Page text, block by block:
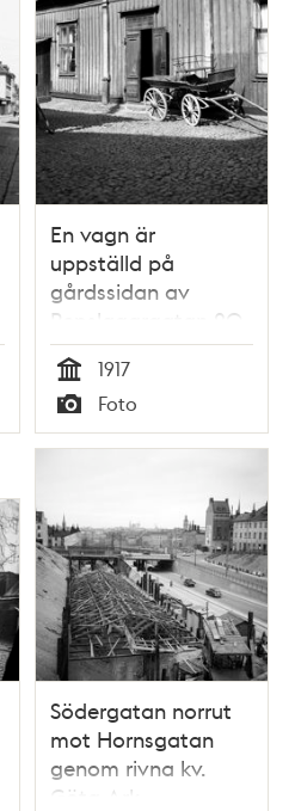
En vagn är
uppställd på
gårdssidan av
Repslagargatan 20,
kv. Göta Ark.
Nuvarande
Repslagargatan 12,
kv. Noe Ark
Tid
1917
Typ
Foto
Södergatan norrut
mot Hornsgatan
genom rivna kv.
Göta Ark.